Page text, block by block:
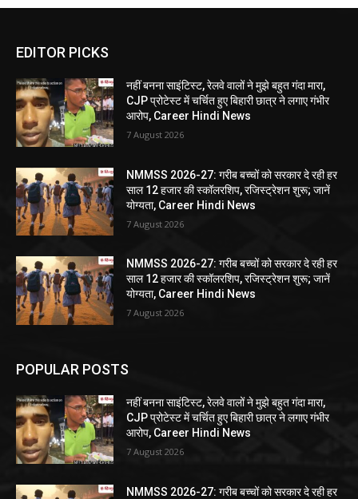
EDITOR PICKS
नहीं बनना साइंटिस्ट, रेलवे वालों ने मुझे बहुत गंदा मारा,
CJP प्रोटेस्ट में चर्चित हुए बिहारी छात्र ने लगाए गंभीर
आरोप, Career Hindi News
7 August 2026
NMMSS 2026-27: गरीब बच्चों को सरकार दे रही हर
साल 12 हजार की स्कॉलरशिप, रजिस्ट्रेशन शुरू; जानें
योग्यता, Career Hindi News
7 August 2026
NMMSS 2026-27: गरीब बच्चों को सरकार दे रही हर
साल 12 हजार की स्कॉलरशिप, रजिस्ट्रेशन शुरू; जानें
योग्यता, Career Hindi News
7 August 2026
POPULAR POSTS
नहीं बनना साइंटिस्ट, रेलवे वालों ने मुझे बहुत गंदा मारा,
CJP प्रोटेस्ट में चर्चित हुए बिहारी छात्र ने लगाए गंभीर
आरोप, Career Hindi News
7 August 2026
NMMSS 2026-27: गरीब बच्चों को सरकार दे रही हर